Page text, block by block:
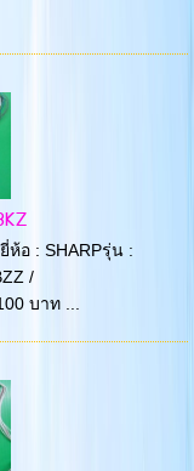
ห้อ : SHARPรุ่น :
/
บาท ...